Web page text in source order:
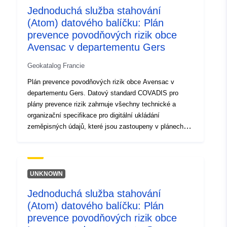
rozvoj RPP odpovídá stát. O tom rozhoduje prefekt.
Jednoduchá služba stahování
(Atom) datového balíčku: Plán
prevence povodňových rizik obce
Avensac v departementu Gers
Geokatalog Francie
Plán prevence povodňových rizik obce Avensac v
departementu Gers. Datový standard COVADIS pro
plány prevence rizik zahrnuje všechny technické a
organizační specifikace pro digitální ukládání
zeměpisných údajů, které jsou zastoupeny v plánech
životního prostředí. Nástroj PPR je součástí zákona ze
dne 22. července 1987 o organizaci civilní bezpečnosti,
rozvoj RPP odpovídá stát. O tom rozhoduje prefekt.
UNKNOWN
Jednoduchá služba stahování
(Atom) datového balíčku: Plán
prevence povodňových rizik obce